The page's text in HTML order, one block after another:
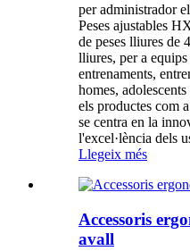
per administrador
Peses ajustables
de peses lliures de
lliures, per a equips
entrenaments,
homes,
els productes com
se centra en la
l'excel·lència dels
Llegeix més
Accessoris
avall